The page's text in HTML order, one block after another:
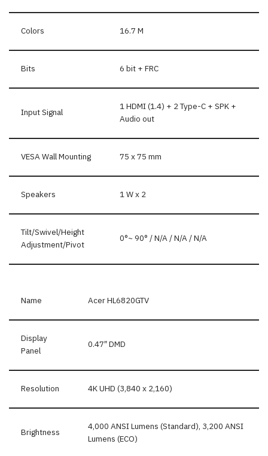
Colors 16.7 M
Bits 6 bit + FRC
Input Signal
1 HDMI (1.4) + 2 Type-C + SPK +
Audio out
VESA Wall Mounting 75 x 75 mm
Speakers 1 W x 2
Tilt/Swivel/Height
Adjustment/Pivot
0°~ 90° / N/A / N/A / N/A
Name Acer HL6820GTV
Display
Panel
0.47″ DMD
Resolution 4K UHD (3,840 x 2,160)
Brightness
4,000 ANSI Lumens (Standard), 3,200 ANSI
Lumens (ECO)